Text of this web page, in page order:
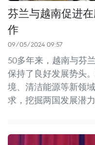
芬兰与越南促进
作
09/05/2024 09:57
50多年来，越南与芬
保持了良好发展势头
境、清洁能源等新领
求，挖掘两国发展潜力